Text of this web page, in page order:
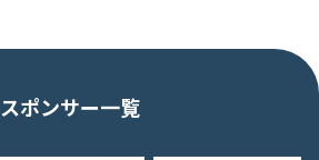
スポンサー一覧